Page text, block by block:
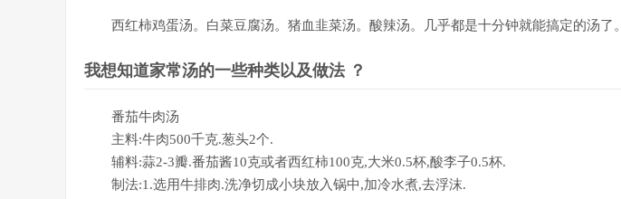
西红柿鸡蛋汤。白菜豆腐汤。猪血韭菜汤。酸辣汤。几乎都是十分钟就能搞定的汤了。
我想知道家常汤的一些种类以及做法 ？
番茄牛肉汤
主料:牛肉500千克.葱头2个.
辅料:蒜2-3瓣.番茄酱10克或者西红柿100克,大米0.5杯,酸李子0.5杯.
制法:1.选用牛排肉.洗净切成小块放入锅中,加冷水煮,去浮沫.